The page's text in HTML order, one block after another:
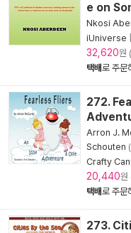
e on
Nkosi
iUniverse
32,620원
택배로 주문
272.
Arron J.
Schouten
Crafty
20,440원
택배로 주문
273.